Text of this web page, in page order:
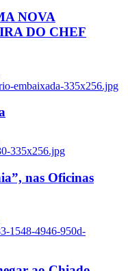
NOVA
DO CHEF
embaixada-335x256.jpg
335x256.jpg
nas Oficinas
1548-4946-950d-